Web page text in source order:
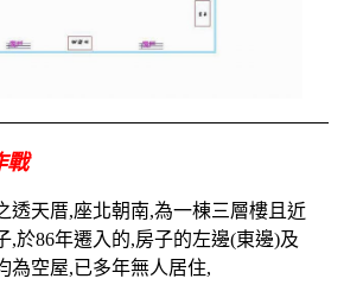
戰
透天厝,座北朝南,為一棟三層樓且近
,於86年遷入的,房子的左邊(東邊)及
為空屋,已多年無人居住,